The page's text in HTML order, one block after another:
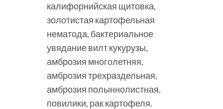
калифорнийская щитовка,
золотистая картофельная
нематода, бактериальное
увядание вилт кукурузы,
амброзия многолетняя,
амброзия трехраздельная,
амброзия полыннолистная,
повилики, рак картофеля.